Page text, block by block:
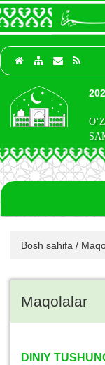
Bosh sahifa /
Maqolalar
DINIY